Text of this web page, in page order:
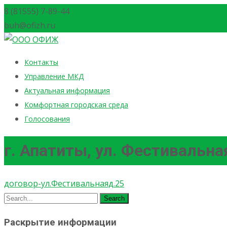
8 (81555) 7-89-44
buh@ofizh.ru
Skip
content
Контакты
Управление МКД
Актуальная информация
Комфортная городская среда
Голосования
г. Апатиты, ул.
договор-ул.Фестивальнаяд.25
Search
Раскрытие информации